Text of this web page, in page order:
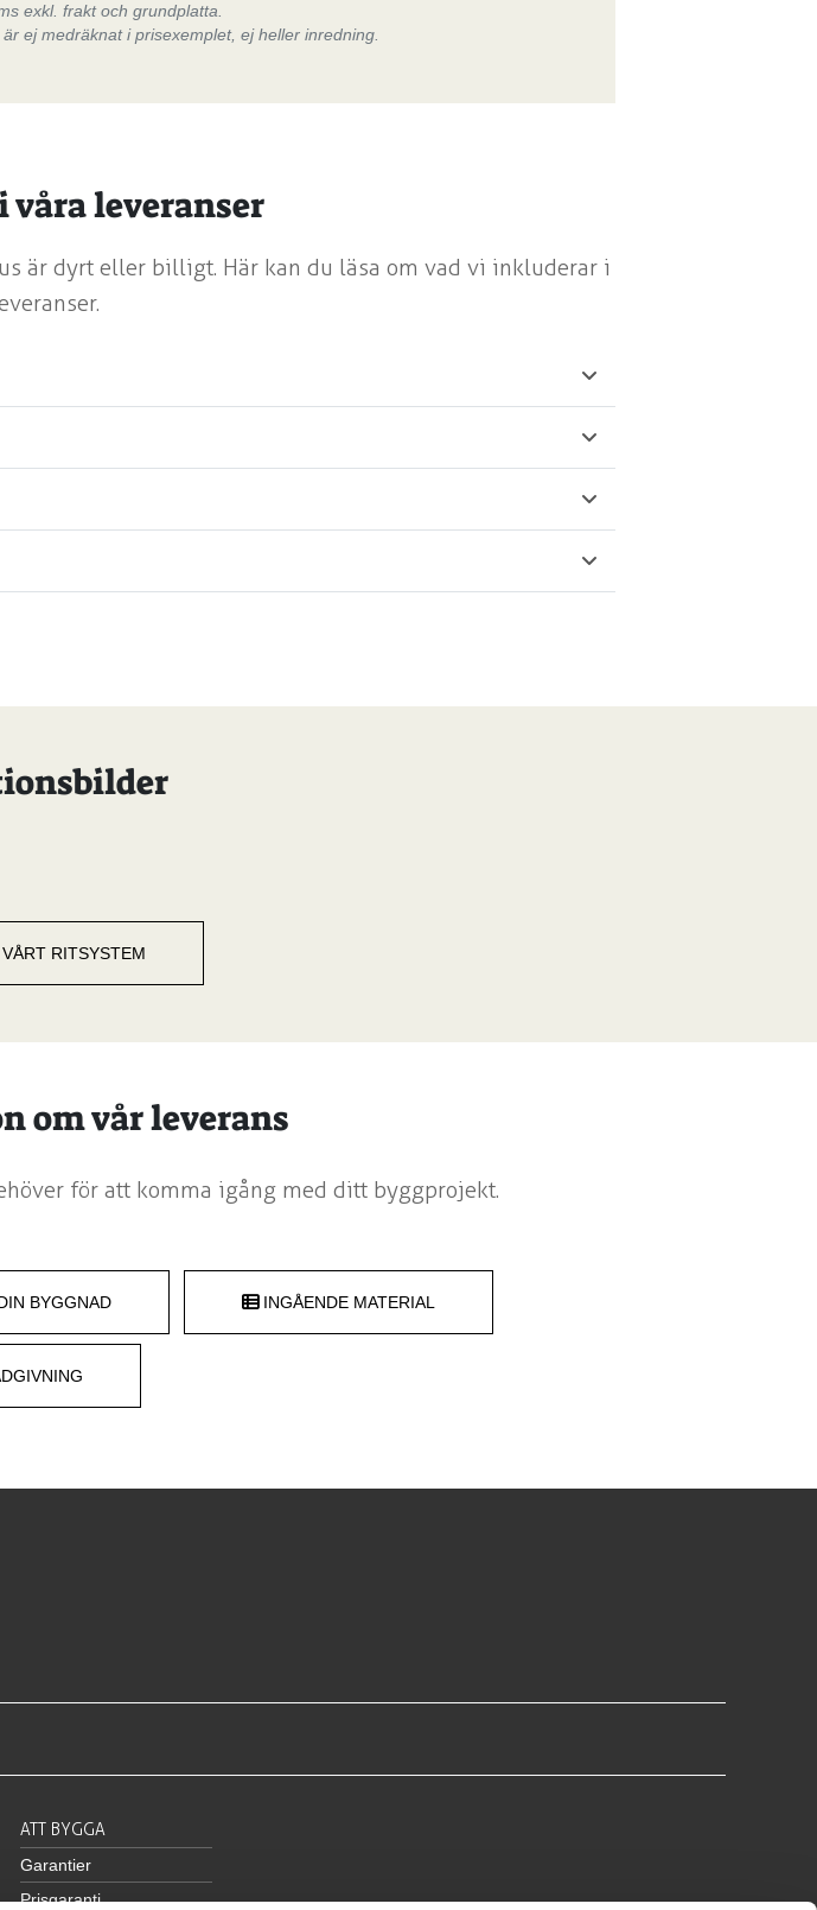
exkl. frakt och grundplatta.
ej medräknat i prisexemplet, ej heller inredning.
våra leveranser
är dyrt eller billigt. Här kan du läsa om vad vi inkluderar i
RITSYSTEM
om vår leverans
för att komma igång med ditt byggprojekt.
BYGGNAD INGÅENDE MATERIAL
ATT BYGGA
Garantier
Prisgaranti